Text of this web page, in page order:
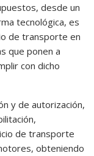
desde un
tecnológica, es
de transporte en
que ponen a
con dicho
y de autorización,
de transporte
obteniendo